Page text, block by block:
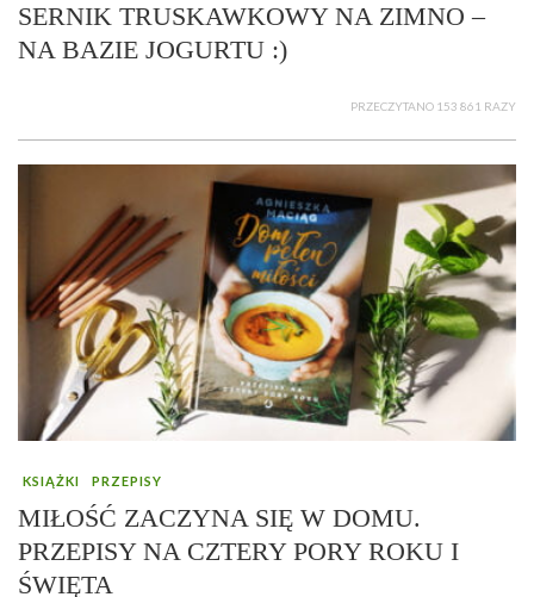
SERNIK TRUSKAWKOWY NA ZIMNO –
NA BAZIE JOGURTU :)
PRZECZYTANO 153 861 RAZY
KSIĄŻKI PRZEPISY
MIŁOŚĆ ZACZYNA SIĘ W DOMU.
PRZEPISY NA CZTERY PORY ROKU I
ŚWIĘTA